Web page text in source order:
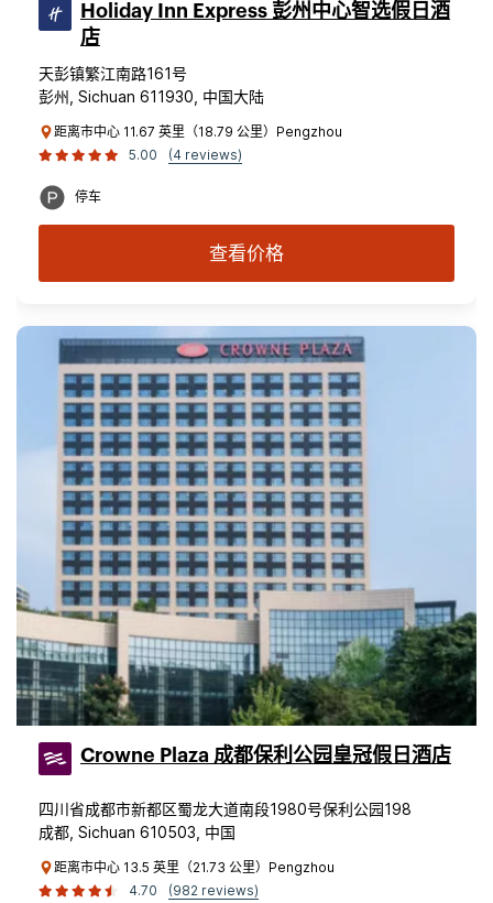
Holiday Inn Express 彭州中心智选假日酒
店
天彭镇繁江南路161号
彭州, Sichuan 611930, 中国大陆
距离市中心 11.67 英里（18.79 公里）Pengzhou
5.00
(4 reviews)
停车
查看价格
Crowne Plaza 成都保利公园皇冠假日酒店
四川省成都市新都区蜀龙大道南段1980号保利公园198
成都, Sichuan 610503, 中国
距离市中心 13.5 英里（21.73 公里）Pengzhou
4.70
(982 reviews)